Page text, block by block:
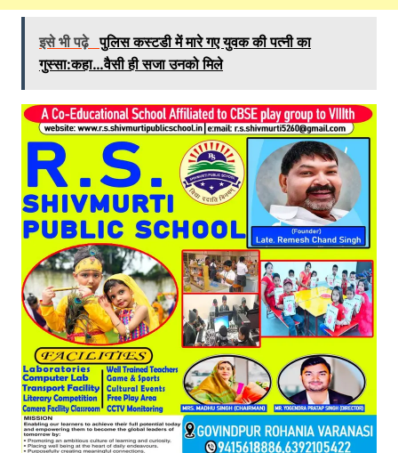
इसे भी पढ़े पुलिस कस्टडी में मारे गए युवक की पत्नी का
गुस्सा:कहा…वैसी ही सजा उनको मिले